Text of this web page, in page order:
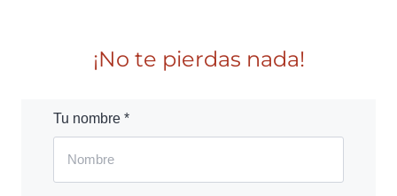
¡No te pierdas nada!
Tu nombre *